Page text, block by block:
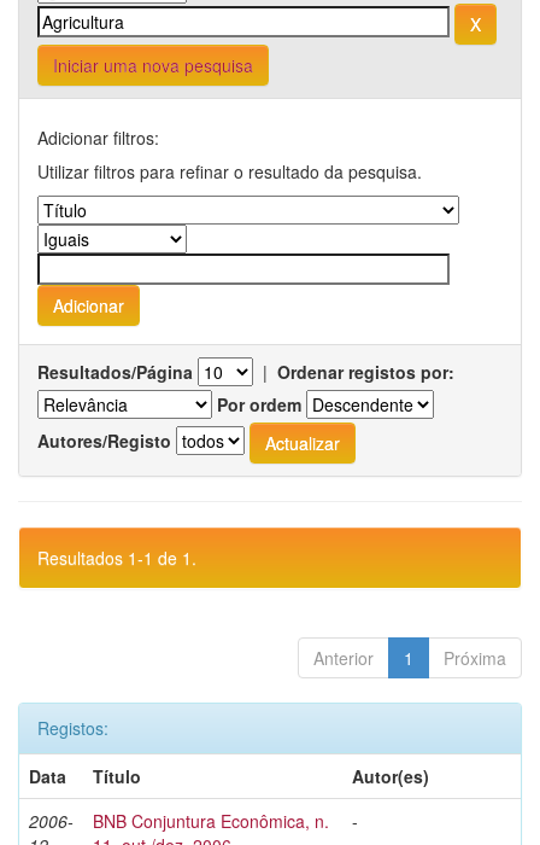
Iniciar uma nova pesquisa
Adicionar filtros:
Utilizar filtros para refinar o resultado da pesquisa.
Resultados/Página | Ordenar registos por:
Por ordem
Autores/Registo
Resultados 1-1 de 1.
Anterior 1 Próxima
Registos:
Data
Título
Autor(es)
2006-
BNB Conjuntura Econômica, n.
-